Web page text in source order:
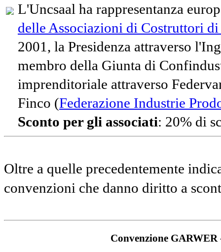
L'Uncsaal ha rappresentanza
delle Associazioni di Costruttori
2001, la Presidenza attraverso
membro della Giunta di
imprenditoriale attraverso
Finco (Federazione Industrie
Sconto per gli associati: 20% di
Oltre a quelle precedentemente
convenzioni che danno diritto a
Convenzione